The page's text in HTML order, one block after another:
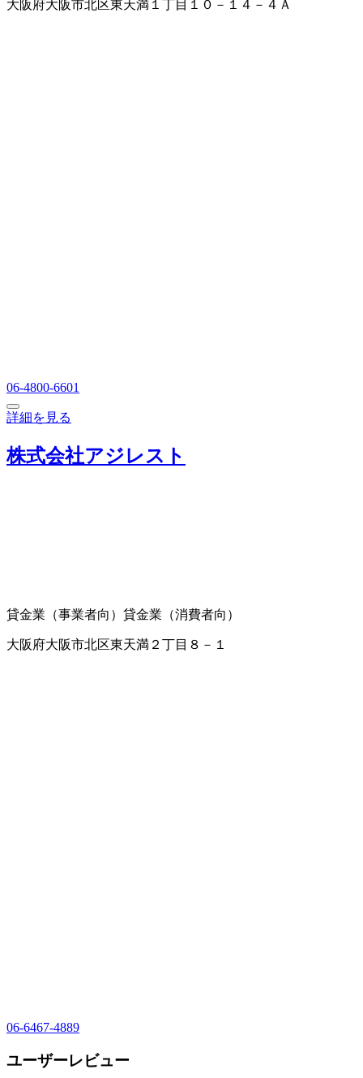
大阪府大阪市北区東天満１丁目１０－１４－４Ａ
06-4800-6601
詳細を見る
株式会社アジレスト
貸金業（事業者向） 貸金業（消費者向）
大阪府大阪市北区東天満２丁目８－１
06-6467-4889
ユーザーレビュー